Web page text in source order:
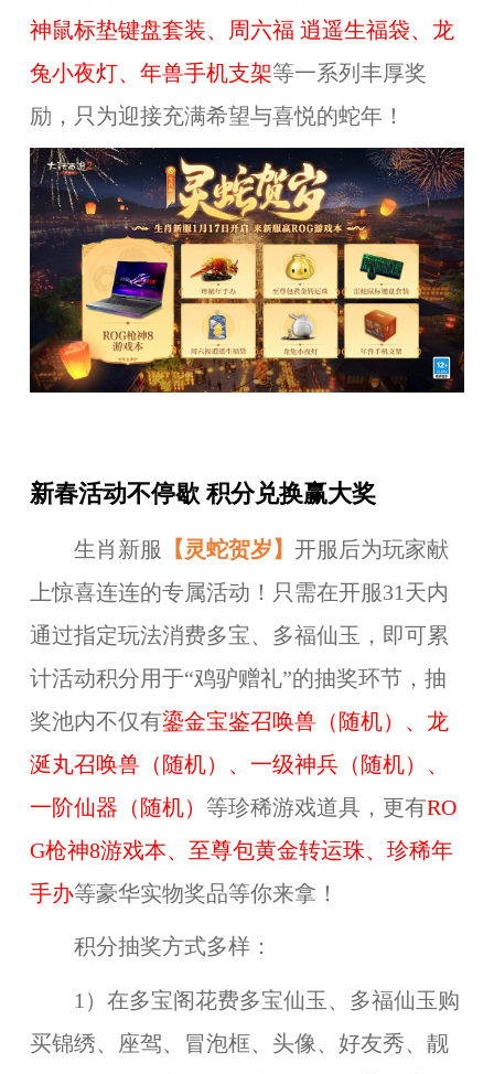
神鼠标垫键盘套装、周六福 逍遥生福袋、龙
兔小夜灯、年兽手机支架等一系列丰厚奖
励，只为迎接充满希望与喜悦的蛇年！
新春活动不停歇 积分兑换赢大奖
生肖新服 【灵蛇贺岁】 开服后为玩家献
上惊喜连连的专属活动！只需在开服31天内
通过指定玩法消费多宝、多福仙玉 ， 即可累
计活动积分用于“鸡驴赠礼”的抽奖环节，抽
奖池内不仅有鎏金宝鉴召唤兽（随机）、龙
涎丸召唤兽（随机）、一级神兵（随机）、
一阶仙器（随机） 等珍稀游戏道具，更有RO
G枪神8游戏本、至尊包黄金转运珠、珍稀年
手办等豪华实物奖品等你来拿！
积分抽奖方式多样：
1）在多宝阁花费多宝仙玉、多福仙玉购
买锦绣、座驾、冒泡框、头像、好友秀、靓